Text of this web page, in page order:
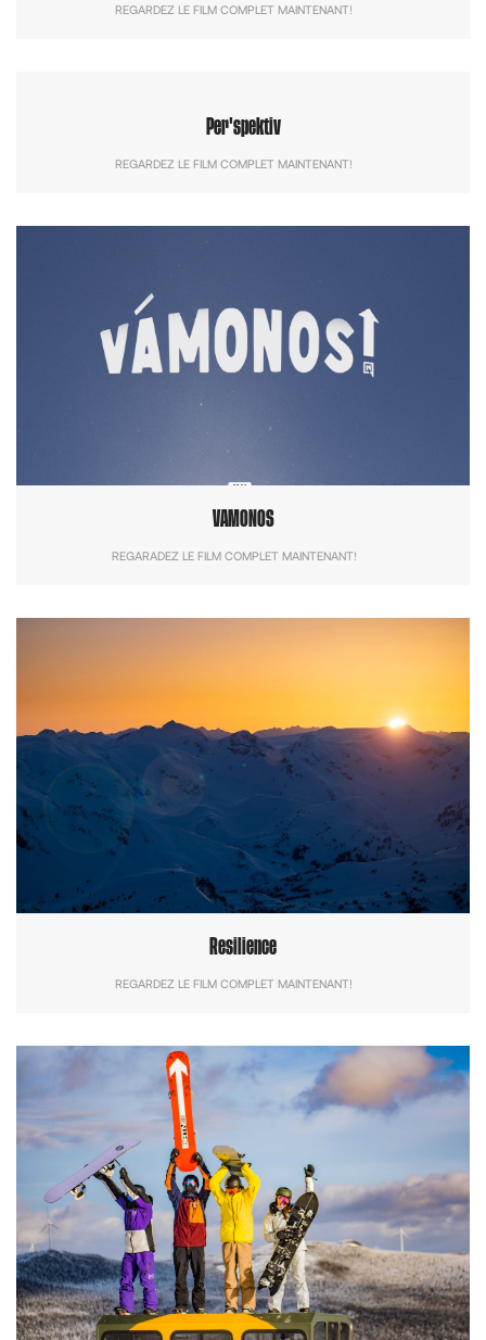
REGARDEZ LE FILM COMPLET MAINTENANT!
Per'spektiv
REGARDEZ LE FILM COMPLET MAINTENANT!
VAMONOS
REGARADEZ LE FILM COMPLET MAINTENANT!
Resilience
REGARDEZ LE FILM COMPLET MAINTENANT!